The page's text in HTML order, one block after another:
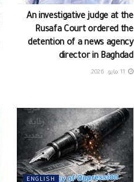
An investigative judge at the
Rusafa Court ordered the
detention of a news agency
director in Baghdad
ENGLISH